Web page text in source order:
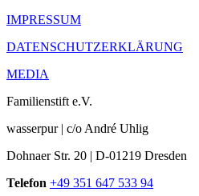
IMPRESSUM
DATENSCHUTZERKLÄRUNG
MEDIA
Familienstift e.V.
wasserpur | c/o André Uhlig
Dohnaer Str. 20 | D-01219 Dresden
Telefon +49 351 647 533 94